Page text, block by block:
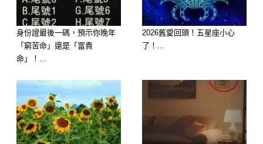
苗栗塘主養50只鵝被吃37只，一怒之
身份證最後一碼，預示你晚年
「窮苦命」還是「富貴
命」！...
2026舊愛回頭！五星座小心
了！...